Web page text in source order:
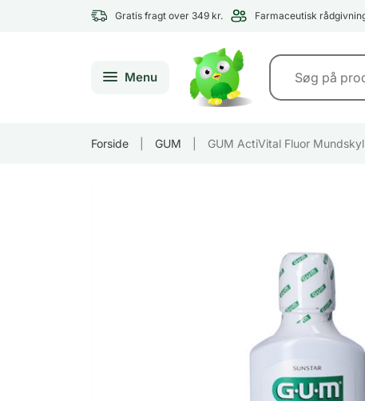
Gratis fragt over 349 kr. Farmaceutisk
Menu
Forside GUM GUM ActiVital Fluor Mundskyl